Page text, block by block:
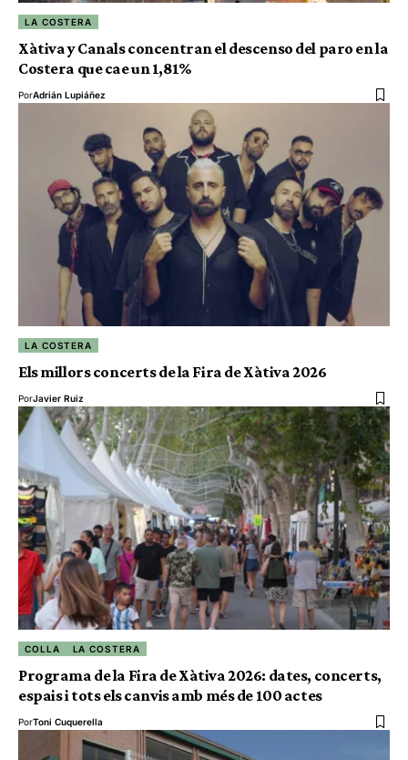
LA COSTERA
Xàtiva y Canals concentran el descenso del paro en la
Costera que cae un 1,81%
PorAdrián Lupiáñez
LA COSTERA
Els millors concerts de la Fira de Xàtiva 2026
PorJavier Ruiz
COLLA LA COSTERA
Programa de la Fira de Xàtiva 2026: dates, concerts,
espais i tots els canvis amb més de 100 actes
PorToni Cuquerella